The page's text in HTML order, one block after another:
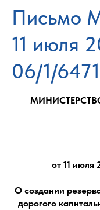
Письмо
11 июля
06/1/
от 11 июля
О создании
дорогого